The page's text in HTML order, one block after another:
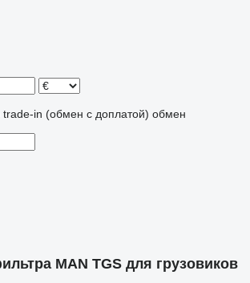
trade-in (обмен с доплатой) обмен
MAN TGS для грузовиков